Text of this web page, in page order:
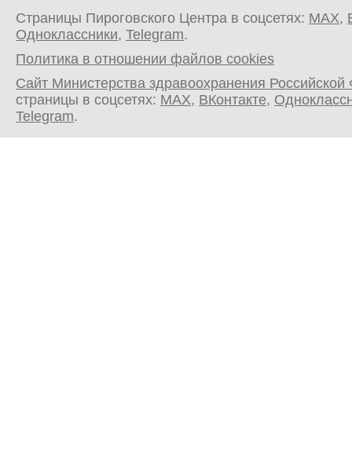
Страницы Пироговского Центра в соцсетях: MAX,
Одноклассники, Telegram.
Политика в отношении файлов cookies
Сайт Министерства здравоохранения
страницы в соцсетях: MAX, ВКонтакте,
Telegram.